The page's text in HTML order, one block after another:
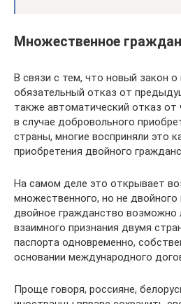
Множественное
В связи с тем, что новый закон
обязательный отказ от
также автоматический отказ от
в случае добровольного
страны, многие восприняли это
приобретения двойного
На самом деле это открывает
множественного, но не двойного
двойное гражданство возможно
взаимного признания двумя
паспорта одновременно,
основании международного
Проще говоря, россияне,